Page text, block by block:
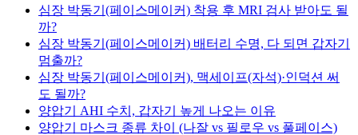
심장 박동기(페이스메이커) 착용 후 MRI 검사 받아도 될
까?
심장 박동기(페이스메이커) 배터리 수명, 다 되면 갑자기
멈출까?
심장 박동기(페이스메이커), 맥세이프(자석)·인덕션 써
도 될까?
양압기 AHI 수치, 갑자기 높게 나오는 이유
양압기 마스크 종류 차이 (나잘 vs 필로우 vs 풀페이스)